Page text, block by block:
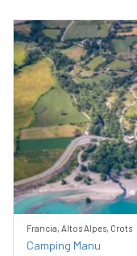
Previous
Francia, Altos Alpes, Crots
Camping Manu